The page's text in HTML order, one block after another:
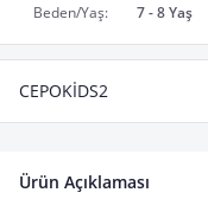
Beden/Yaş:
7 - 8 Yaş
CEPOKİDS2
Ürün Açıklaması